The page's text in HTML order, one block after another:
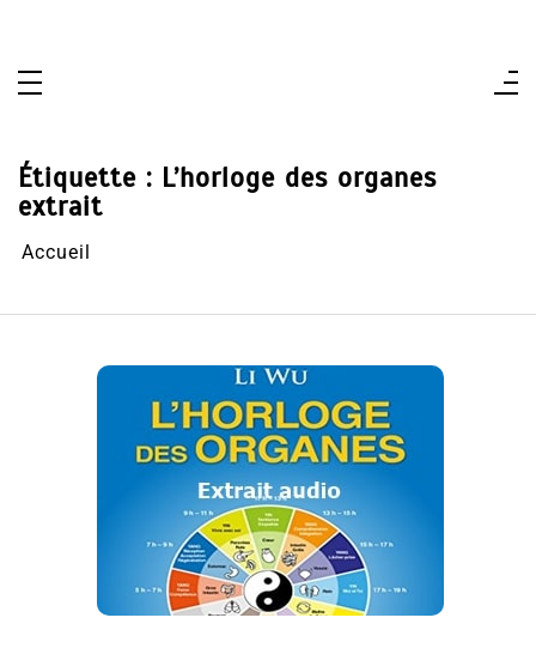
Étiquette : L’horloge des organes
extrait
Accueil